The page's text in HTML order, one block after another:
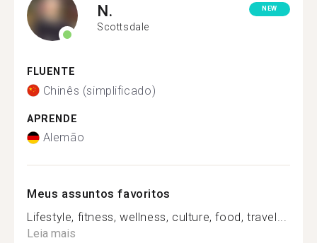
N.
Scottsdale
NEW
FLUENTE
Chinês (simplificado)
APRENDE
Alemão
Meus assuntos favoritos
Lifestyle, fitness, wellness, culture, food, travel...
Leia mais